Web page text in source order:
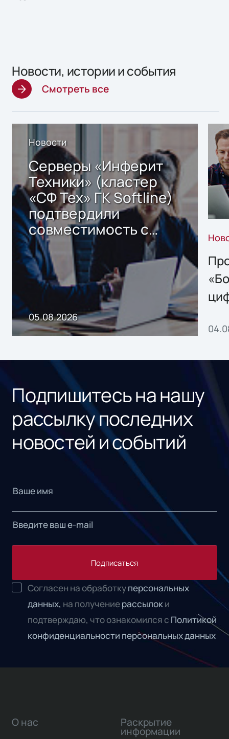
Новости, истории и события
Смотреть все
Новости
Серверы «Инферит
Техники» (кластер
«СФ Тех» ГК Softline)
подтвердили
совместимость с
решением Sharx
Storage 2.x для
хранения данных
05.08.2026
Подпишитесь на нашу
рассылку последних
новостей и событий
Подписаться
Согласен на обработкуперсональных
данных, на получениерассылоки
подтверждаю, что ознакомился с Политикой
конфиденциальности персональных данных
О нас Раскрытие
информации